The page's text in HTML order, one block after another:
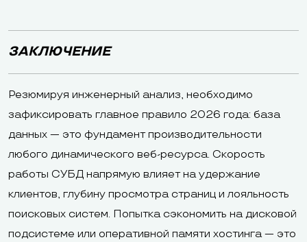
ЗАКЛЮЧЕНИЕ
Резюмируя инженерный анализ, необходимо
зафиксировать главное правило 2026 года: база
данных — это фундамент производительности
любого динамического веб-ресурса. Скорость
работы СУБД напрямую влияет на удержание
клиентов, глубину просмотра страниц и лояльность
поисковых систем. Попытка сэкономить на дисковой
подсистеме или оперативной памяти хостинга — это